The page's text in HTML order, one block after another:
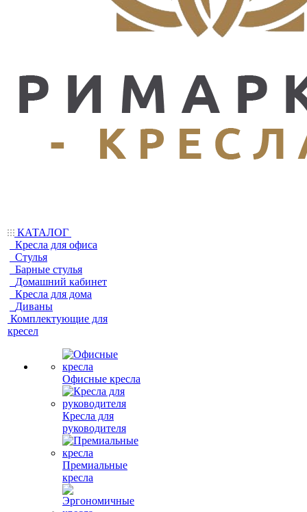
КАТАЛОГ
Кресла для офиса
Стулья
Барные стулья
Домашний кабинет
Кресла для дома
Диваны
Комплектующие для
кресел
Офисные кресла
Кресла для
руководителя
Премиальные
кресла